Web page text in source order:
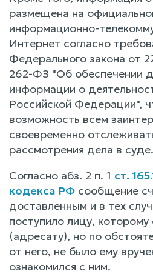
размещена на
информационно-
Интернет согласно
Федерального закона от
262-ФЗ "Об обеспечении
информации о
Российской Федерации",
возможность всем
своевременно
рассмотрения дела в суде.
Согласно абз. 2 п. 1 ст.
кодекса РФ сообщение
доставленным и в тех
поступило лицу,
(адресату), но по
от него, не было ему
ознакомился с ним.